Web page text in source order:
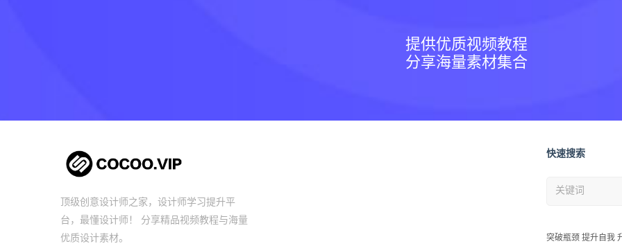
提供优质视频教程
分享海量素材集合
顶级创意设计师之家，设计师学习提升平
台，最懂设计师！ 分享精品视频教程与海量
优质设计素材。
快速搜索
突破瓶颈 提升自我